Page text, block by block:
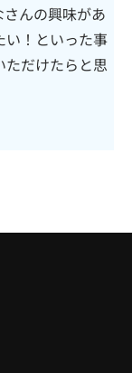
んの興味があ
！といった事
だけたらと思